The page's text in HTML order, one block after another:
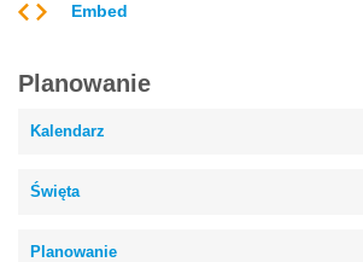
Embed
Planowanie
Kalendarz
Święta
Planowanie